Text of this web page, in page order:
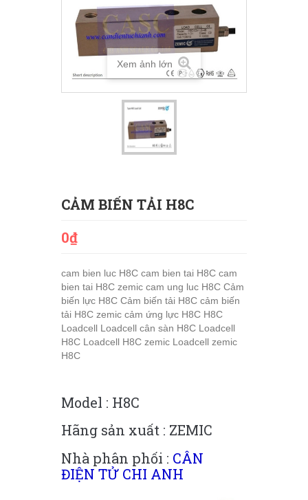
Xem ảnh lớn
CẢM BIẾN TẢI H8C
0₫
cam bien luc H8C cam bien tai H8C cam
bien tai H8C zemic cam ung luc H8C Cảm
biến lực H8C Cảm biến tải H8C cảm biến
tải H8C zemic cảm ứng lực H8C H8C
Loadcell Loadcell cân sàn H8C Loadcell
H8C Loadcell H8C zemic Loadcell zemic
H8C
Model : H8C
Hãng sản xuất : ZEMIC
Nhà phân phối : CÂN
ĐIỆN TỬ CHI ANH